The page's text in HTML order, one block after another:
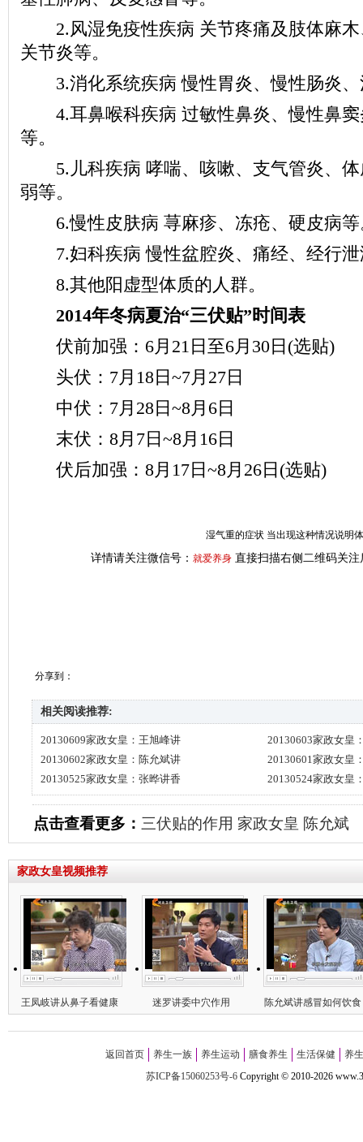
2.风湿免疫性疾病 关节疼痛及肢体麻木
关节炎等。
3.消化系统疾病 慢性胃炎、慢性肠炎、
4.耳鼻喉科疾病 过敏性鼻炎、慢性鼻窦
等。
5.儿科疾病 哮喘、咳嗽、支气管炎、体
弱等。
6.慢性皮肤病 荨麻疹、冻疮、硬皮病等
7.妇科疾病 慢性盆腔炎、痛经、经行泄
8.其他阳虚型体质的人群。
2014年冬病夏治“三伏贴”时间表
伏前加强：6月21日至6月30日(选贴)
头伏：7月18日~7月27日
中伏：7月28日~8月6日
末伏：8月7日~8月16日
伏后加强：8月17日~8月26日(选贴)
湿气重的症状 当出现这种情况说明
详情请关注微信号： 就爱养身 直接扫描右侧二维码关注
分享到：
相关阅读推荐:
20130609家政女皇：王旭峰讲
20130603家政女皇
20130602家政女皇：陈允斌讲
20130601家政女皇
20130525家政女皇：张晔讲香
20130524家政女皇
点击查看更多： 三伏贴的作用 家政女皇 陈允斌
家政女皇视频推荐
王凤岐讲从鼻子看健康 迷罗讲委中穴作用 陈允斌讲感冒如何饮食
返回首页 养生一族 养生运动 膳食养生 生活保健
养
苏ICP备15060253号-6Copyright©2010-2026